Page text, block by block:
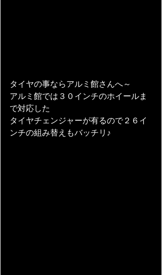
タイヤの事ならアルミ館さんへ～
アルミ館では３０インチのホイールま
で対応した
タイヤチェンジャーが有るので２６イ
ンチの組み替えもバッチリ♪